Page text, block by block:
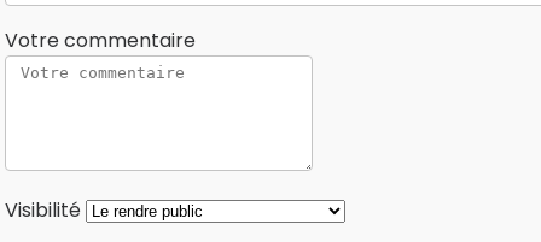
Votre commentaire
Visibilité